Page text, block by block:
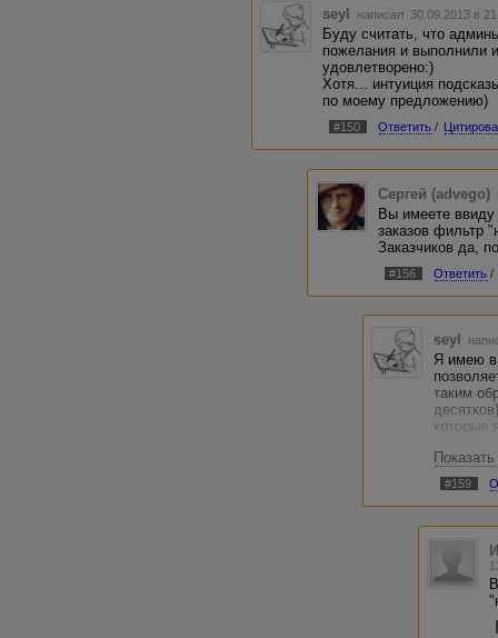
seyl написал 30.09.2013 в
Буду считать, что
пожелания и выполнили
удовлетворено:)
Хотя... интуиция
по моему предложению)
#150 Ответить /
Сергей (advego)
Вы имеете ввиду
заказов фильтр
Заказчиков да,
#156 Ответить /
seyl
Я имею в
таким
которые
Вот чего
мнением
#159